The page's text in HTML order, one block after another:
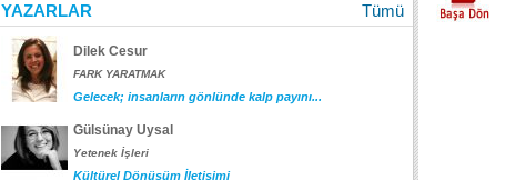
YAZARLAR Tümü
Dilek Cesur
FARK YARATMAK
Gelecek; insanların gönlünde kalp payını...
Gülsünay Uysal
Yetenek İşleri
Kültürel Dönüşüm İletişimi